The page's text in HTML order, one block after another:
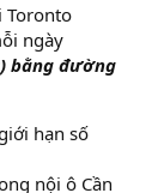
Toronto
ngày
bằng đường
hạn số
nội ô Cần